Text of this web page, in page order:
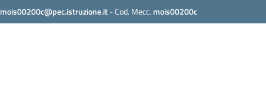
mois00200c@pec.istruzione.it-Cod. Mecc. mois00200c